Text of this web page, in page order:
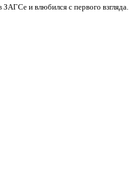
ЗАГСе и влюбился с первого взгляда.